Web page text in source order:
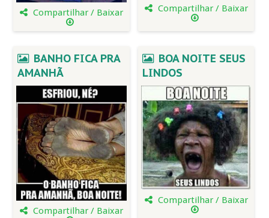
Compartilhar / Baixar Compartilhar / Baixar
BANHO FICA PRA
AMANHÃ
Compartilhar / Baixar
BOA NOITE SEUS
LINDOS
Compartilhar / Baixar